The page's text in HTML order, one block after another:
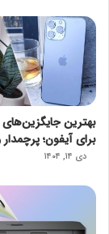
بهترین جایگزین‌های
برای آیفون؛
دی ۱۴, ۱۴۰۴